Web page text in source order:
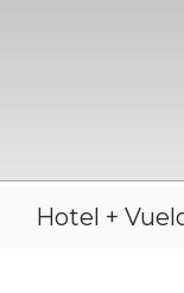
Hotel +